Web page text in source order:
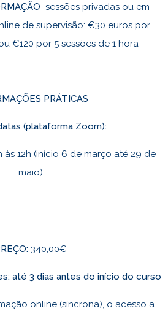
sessões privadas ou em
de supervisão: €30 euros por
€120 por 5 sessões de 1 hora
PRÁTICAS
(plataforma Zoom):
às 12h (início 6 de março até 29 de
maio)
340,00€
até 3 dias antes do início do curso
online (síncrona), o acesso a